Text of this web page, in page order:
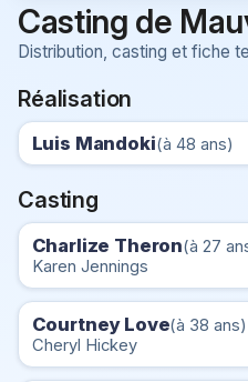
Casting de
Distribution, casting et fiche
Réalisation
Luis Mandoki(à 48 ans)
Casting
Charlize Theron(à 27
Karen Jennings
Courtney Love(à 38 ans)
Cheryl Hickey